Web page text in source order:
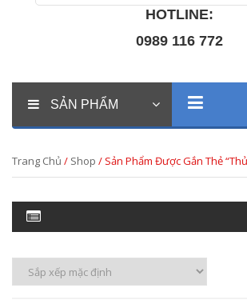
HOTLINE:
0989 116 772
SẢN PHẨM
Trang Chủ / Shop / Sản Phẩm Được Gắn Thẻ